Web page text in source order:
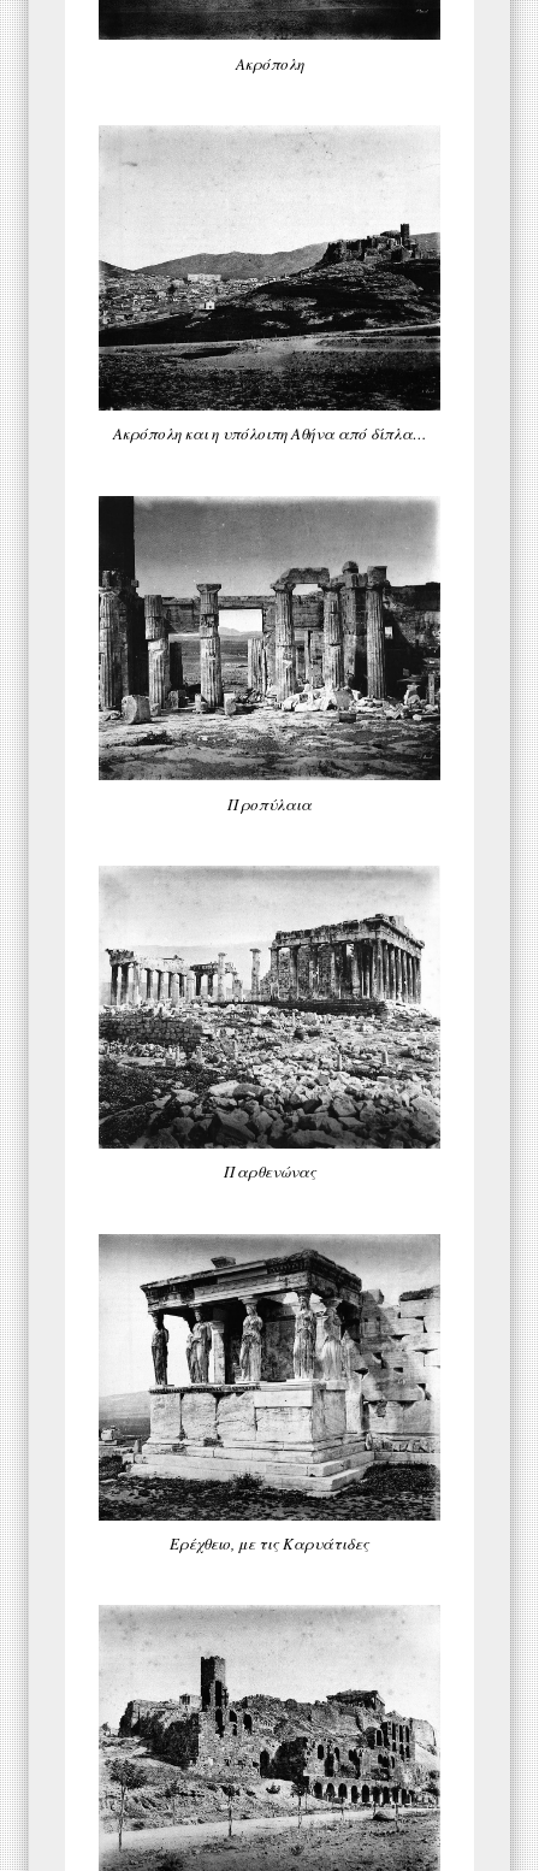
Ακρόπολη
Ακρόπολη και η υπόλοιπη Αθήνα από δίπλα…
Προπύλαια
Παρθενώνας
Ερέχθειο, με τις Καρυάτιδες